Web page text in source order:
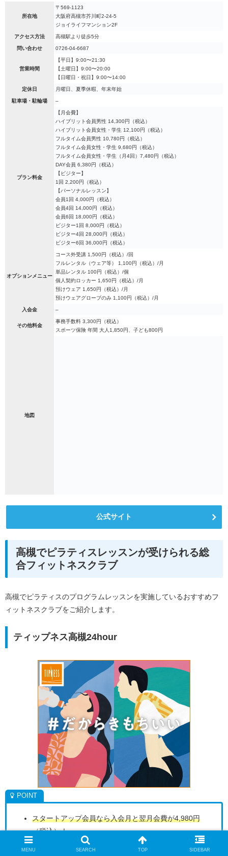
所在地
〒569-1123
大阪府高槻市芥川町2-24-5
ジョイライフマンション2F
アクセス方法 高槻駅より徒歩5分
問い合わせ 0726-04-6687
営業時間
【平日】9:00〜21:30
【土曜日】9:00〜20:00
【日曜日・祝日】9:00〜14:00
定休日 月曜日、夏季休暇、年末年始
駐車場・駐輪場 –
プラン料金
【月会費】
ハイブリット会員男性 14,300円（税込）
ハイブリット会員女性・学生 12,100円（税込）
フルタイム会員男性 10,780円（税込）
フルタイム会員女性・学生 9,680円（税込）
フルタイム会員女性・学生（月4回）7,480円（税込）
DAY会員 6,380円（税込）
【ビジター】
1回 2,200円（税込）
【パーソナルレッスン】
会員1回 4,000円（税込）
会員4回 14,000円（税込）
会員6回 18,000円（税込）
ビジター1回 8,000円（税込）
ビジター4回 28,000円（税込）
ビジター6回 36,000円（税込）
オプションメニュー
コース外受講 1,500円（税込）/回
フルレンタル（ウェア等） 1,100円（税込）/月
単品レンタル 100円（税込）/個
個人契約ロッカー 1,650円（税込）/月
預けウェア 1,650円（税込）/月
預けウェアグローブのみ 1,100円（税込）/月
入会金 –
その他料金
事務手数料 3,300円（税込）
スポーツ保険 年間 大人1,850円、子ども800円
地図
公式サイト
高槻でピラティスレッスンが受けられる総
合フィットネスクラブ
高槻でピラティスのプログラムレッスンを実施しているおすすめフ
ィットネスクラブをご紹介します。
ティップネス高槻24hour
スタートアップ会員なら入会月と翌月会費が4,980円
（税込）！
総合型フィットネスクラブだからスタジオやプールで
MENU SEARCH TOP SIDEBAR